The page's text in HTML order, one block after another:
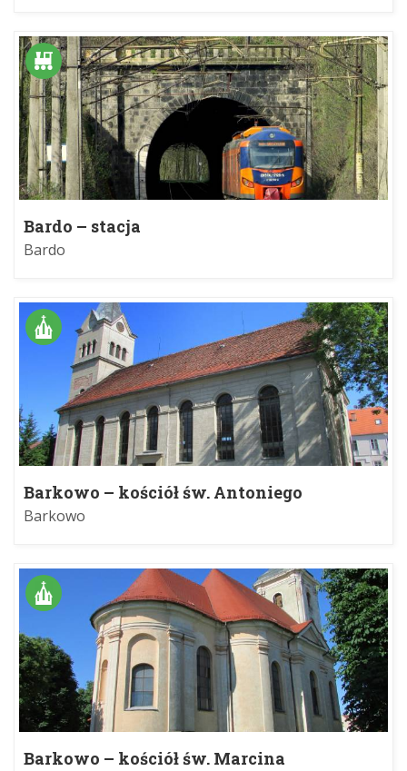
Bardo – stacja
Bardo
Barkowo – kościół św. Antoniego
Barkowo
Barkowo – kościół św. Marcina